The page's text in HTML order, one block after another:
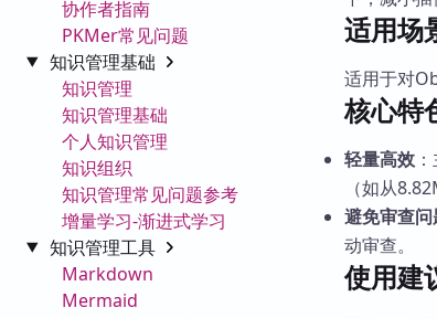
协作者指南
PKMer常见问题
知识管理基础
知识管理
知识管理基础
个人知识管理
知识组织
知识管理常见问题参考
增量学习-渐进式学习
知识管理工具
Markdown
Mermaid
适用场
适用于对
核心特
轻量高效
（如从
避免审查问
动审查。
使用建